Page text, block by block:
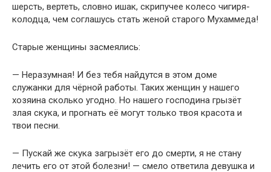
шерсть, вертеть, словно ишак, скрипучее колесо чигиря-
колодца, чем соглашусь стать женой старого Мухаммеда!
Старые женщины засмеялись:
— Неразумная! И без тебя найдутся в этом доме
служанки для чёрной работы. Таких женщин у нашего
хозяина сколько угодно. Но нашего господина грызёт
злая скука, и прогнать её могут только твоя красота и
твои песни.
— Пускай же скука загрызёт его до смерти, я не стану
лечить его от этой болезни! — смело ответила девушка и